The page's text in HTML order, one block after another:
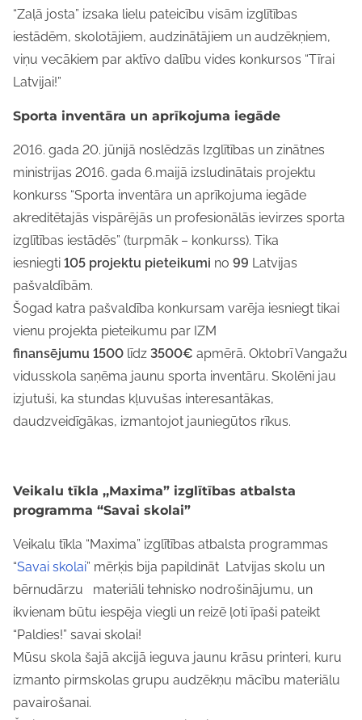
“Zaļā josta” izsaka lielu pateicību visām izglītības
iestādēm, skolotājiem, audzinātājiem un audzēkņiem,
viņu vecākiem par aktīvo dalību vides konkursos “Tīrai
Latvijai!”
Sporta inventāra un aprīkojuma iegāde
2016. gada 20. jūnijā noslēdzās Izglītības un zinātnes
ministrijas 2016. gada 6.maijā izsludinātais projektu
konkurss “Sporta inventāra un aprīkojuma iegāde
akreditētajās vispārējās un profesionālās ievirzes sporta
izglītības iestādēs” (turpmāk – konkurss). Tika
iesniegti 105 projektu pieteikumi no 99 Latvijas
pašvaldībām.
Šogad katra pašvaldība konkursam varēja iesniegt tikai
vienu projekta pieteikumu par IZM
finansējumu 1500 līdz 3500€ apmērā. Oktobrī Vangažu
vidusskola saņēma jaunu sporta inventāru. Skolēni jau
izjutuši, ka stundas kļuvušas interesantākas,
daudzveidīgākas, izmantojot jauniegūtos rīkus.
Veikalu tīkla ,,Maxima” izglītības atbalsta
programma “Savai skolai”
Veikalu tīkla “Maxima” izglītības atbalsta programmas
“Savai skolai” mērķis bija papildināt Latvijas skolu un
bērnudārzu materiāli tehnisko nodrošinājumu, un
ikvienam būtu iespēja viegli un reizē ļoti īpaši pateikt
“Paldies!” savai skolai!
Mūsu skola šajā akcijā ieguva jaunu krāsu printeri, kuru
izmanto pirmskolas grupu audzēkņu mācību materiālu
pavairošanai.